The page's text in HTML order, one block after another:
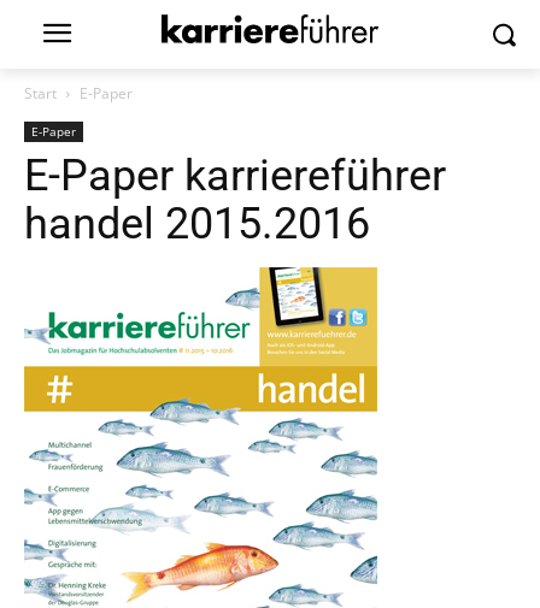
Start E-Paper
E-Paper
E-Paper karriereführer
handel 2015.2016